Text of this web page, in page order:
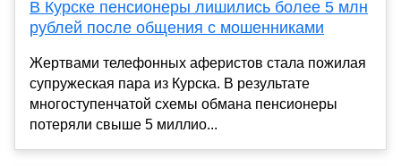
В Курске пенсионеры лишились более 5 млн
рублей после общения с мошенниками
Жертвами телефонных аферистов стала пожилая
супружеская пара из Курска. В результате
многоступенчатой схемы обмана пенсионеры
потеряли свыше 5 миллио...